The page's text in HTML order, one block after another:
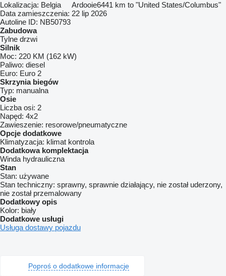
Lokalizacja: Belgia Ardooie6441 km to "United States/Columbus"
Data zamieszczenia: 22 lip 2026
Autoline ID: NB50793
Zabudowa
Tylne drzwi
Silnik
Moc: 220 KM (162 kW)
Paliwo: diesel
Euro: Euro 2
Skrzynia biegów
Typ: manualna
Osie
Liczba osi: 2
Napęd: 4x2
Zawieszenie: resorowe/pneumatyczne
Opcje dodatkowe
Klimatyzacja: klimat kontrola
Dodatkowa komplektacja
Winda hydrauliczna
Stan
Stan: używane
Stan techniczny: sprawny, sprawnie działający, nie został uderzony,
nie został przemalowany
Dodatkowy opis
Kolor: biały
Dodatkowe usługi
Usługa dostawy pojazdu
Poproś o dodatkowe informacje